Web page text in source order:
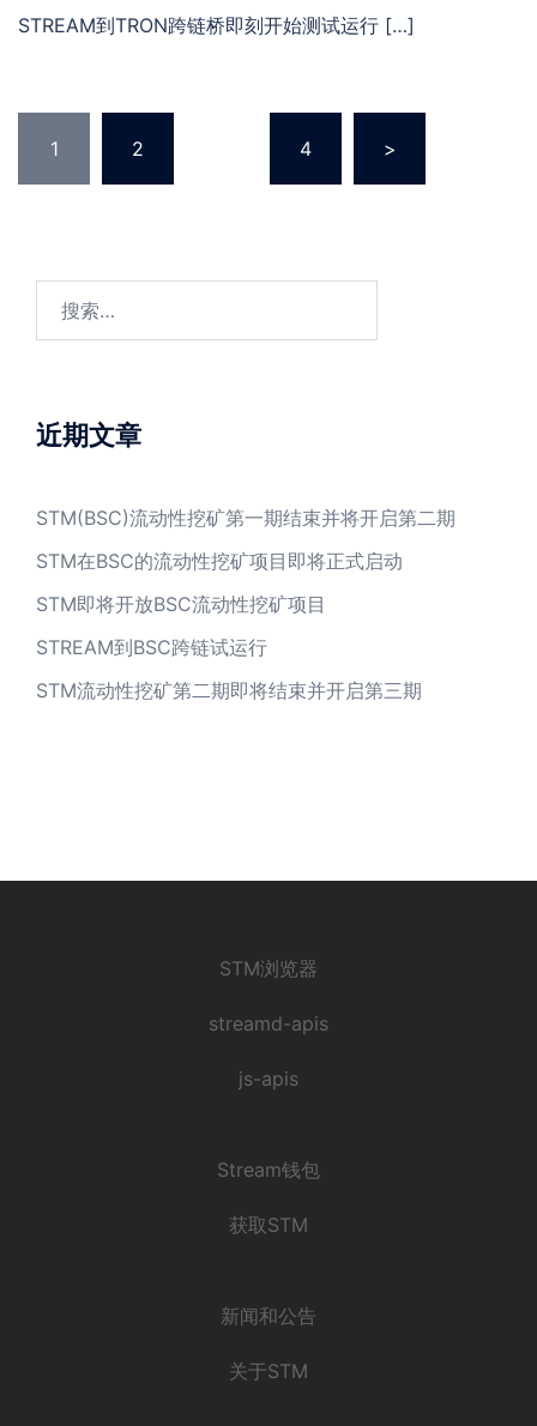
STREAM到TRON跨链桥即刻开始测试运行 […]
分
1 2 4 >
索：
近期文章
STM(BSC)流动性挖矿第一期结束并将开启第二期
STM在BSC的流动性挖矿项目即将正式启动
STM即将开放BSC流动性挖矿项目
STREAM到BSC跨链试运行
STM流动性挖矿第二期即将结束并开启第三期
STM浏览器
streamd-apis
js-apis
Stream钱包
获取STM
新闻和公告
关于STM